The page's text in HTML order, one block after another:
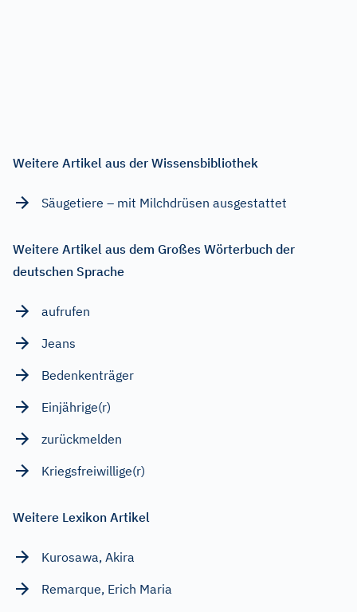
Weitere Artikel aus der Wissensbibliothek
Säugetiere – mit Milchdrüsen ausgestattet
Weitere Artikel aus dem Großes Wörterbuch der
deutschen Sprache
aufrufen
Jeans
Bedenkenträger
Einjährige(r)
zurückmelden
Kriegsfreiwillige(r)
Weitere Lexikon Artikel
Kurosawa, Akira
Remarque, Erich Maria